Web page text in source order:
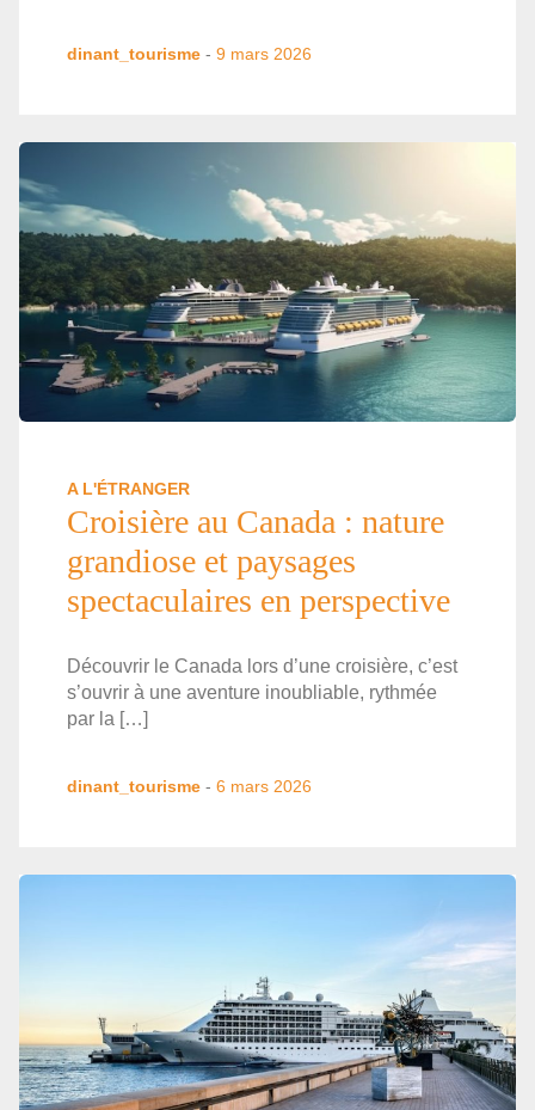
dinant_tourisme - 9 mars 2026
A L'ÉTRANGER
Croisière au Canada : nature
grandiose et paysages
spectaculaires en perspective
Découvrir le Canada lors d’une croisière, c’est
s’ouvrir à une aventure inoubliable, rythmée
par la […]
dinant_tourisme - 6 mars 2026